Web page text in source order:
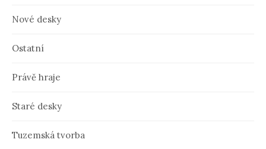
Nové desky
Ostatní
Právě hraje
Staré desky
Tuzemská tvorba